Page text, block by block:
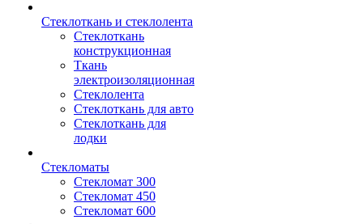
Стеклоткань и стеклолента
Стеклоткань
конструкционная
Ткань
электроизоляционная
Стеклолента
Стеклоткань для авто
Стеклоткань для
лодки
Стекломаты
Стекломат 300
Стекломат 450
Стекломат 600